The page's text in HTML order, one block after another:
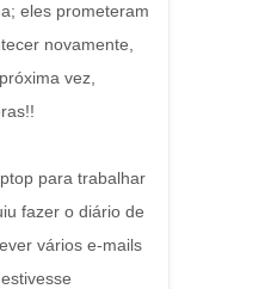
eles prometeram
novamente,
vez,
para trabalhar
fazer o diário de
vários e-mails